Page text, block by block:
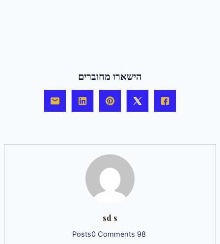
הישארו מחוברים
sd s
98 Posts
0 Comments